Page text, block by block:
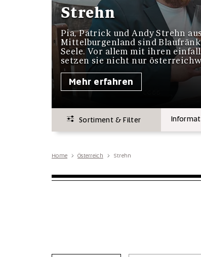
Strehn
Pia, Patrick und Andy Strehn
Mittelburgenland sind
Seele. Vor allem mit ihren
setzen sie nicht nur
Mehr erfahren
Sortiment & Filter
Home Österreich Strehn